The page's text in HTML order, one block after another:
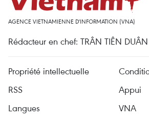
AGENCE VIETNAMIENNE D'INFORMATION (VNA)
Rédacteur en chef: TRÂN TIÊN DUÂN
Propriété intellectuelle
RSS
Appui
Langues
VNA